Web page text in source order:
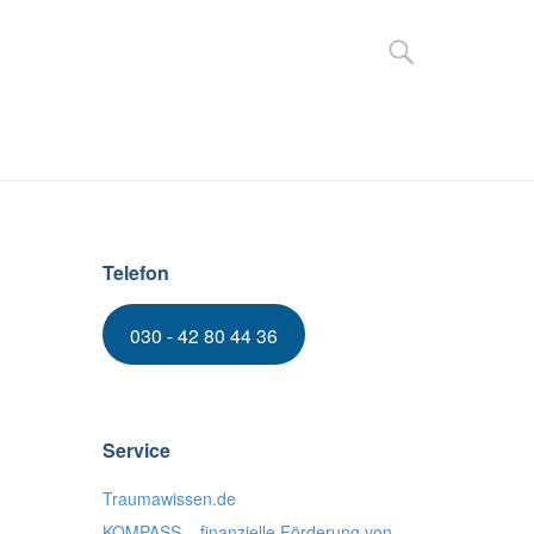
Telefon
030 - 42 80 44 36
Service
Traumawissen.de